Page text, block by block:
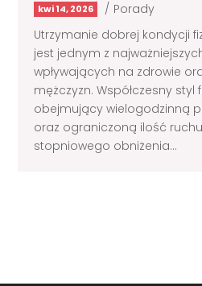
kwi 14, 2026 / Porady
Utrzymanie dobrej kondycji
jest jednym z
wpływających na zdrowie
mężczyzn. Współczesny
obejmujący wielogodzinną
oraz ograniczoną ilość
stopniowego obniżenia...